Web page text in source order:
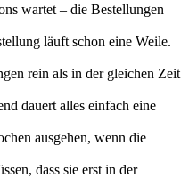
wartet – die Bestellungen
läuft schon eine Weile.
rein als in der gleichen Zeit
dauert alles einfach eine
ausgehen, wenn die
dass sie erst in der